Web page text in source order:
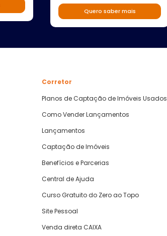
Quero saber mais
Corretor
Planos de Captação de Imóveis Usados
Como Vender Lançamentos
Lançamentos
Captação de Imóveis
Benefícios e Parcerias
Central de Ajuda
Curso Gratuito do Zero ao Topo
Site Pessoal
Venda direta CAIXA